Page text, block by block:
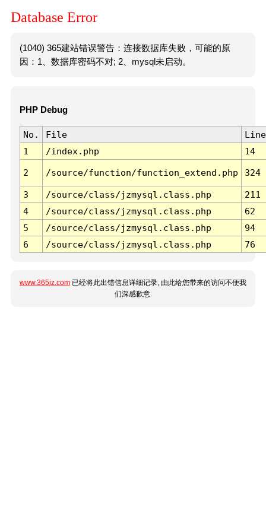
Database Error
(1040) 365建站错误警告：连接数据库失败，可能的原
因：1、数据库密码不对; 2、mysql未启动。
PHP Debug
No. File
Line
1
/index.php 14
2 /source/function/function_extend.php 324
3 /source/class/jzmysql.class.php
211
4
/source/class/jzmysql.class.php
62
5
/source/class/jzmysql.class.php
94
6
/source/class/jzmysql.class.php 76
www.365jz.com 已经将此出错信息详细记录, 由此给您带来的访问不便我
们深感歉意.